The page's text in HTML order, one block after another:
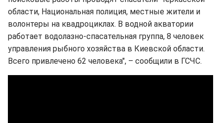
области, Национальная полиция, местные жители и
волонтеры на квадроциклах. В водной акватории
работает водолазно-спасательная группа, 8 человек
управления рыбного хозяйства в Киевской области.
Всего привлечено 62 человека", – сообщили в ГСЧС.